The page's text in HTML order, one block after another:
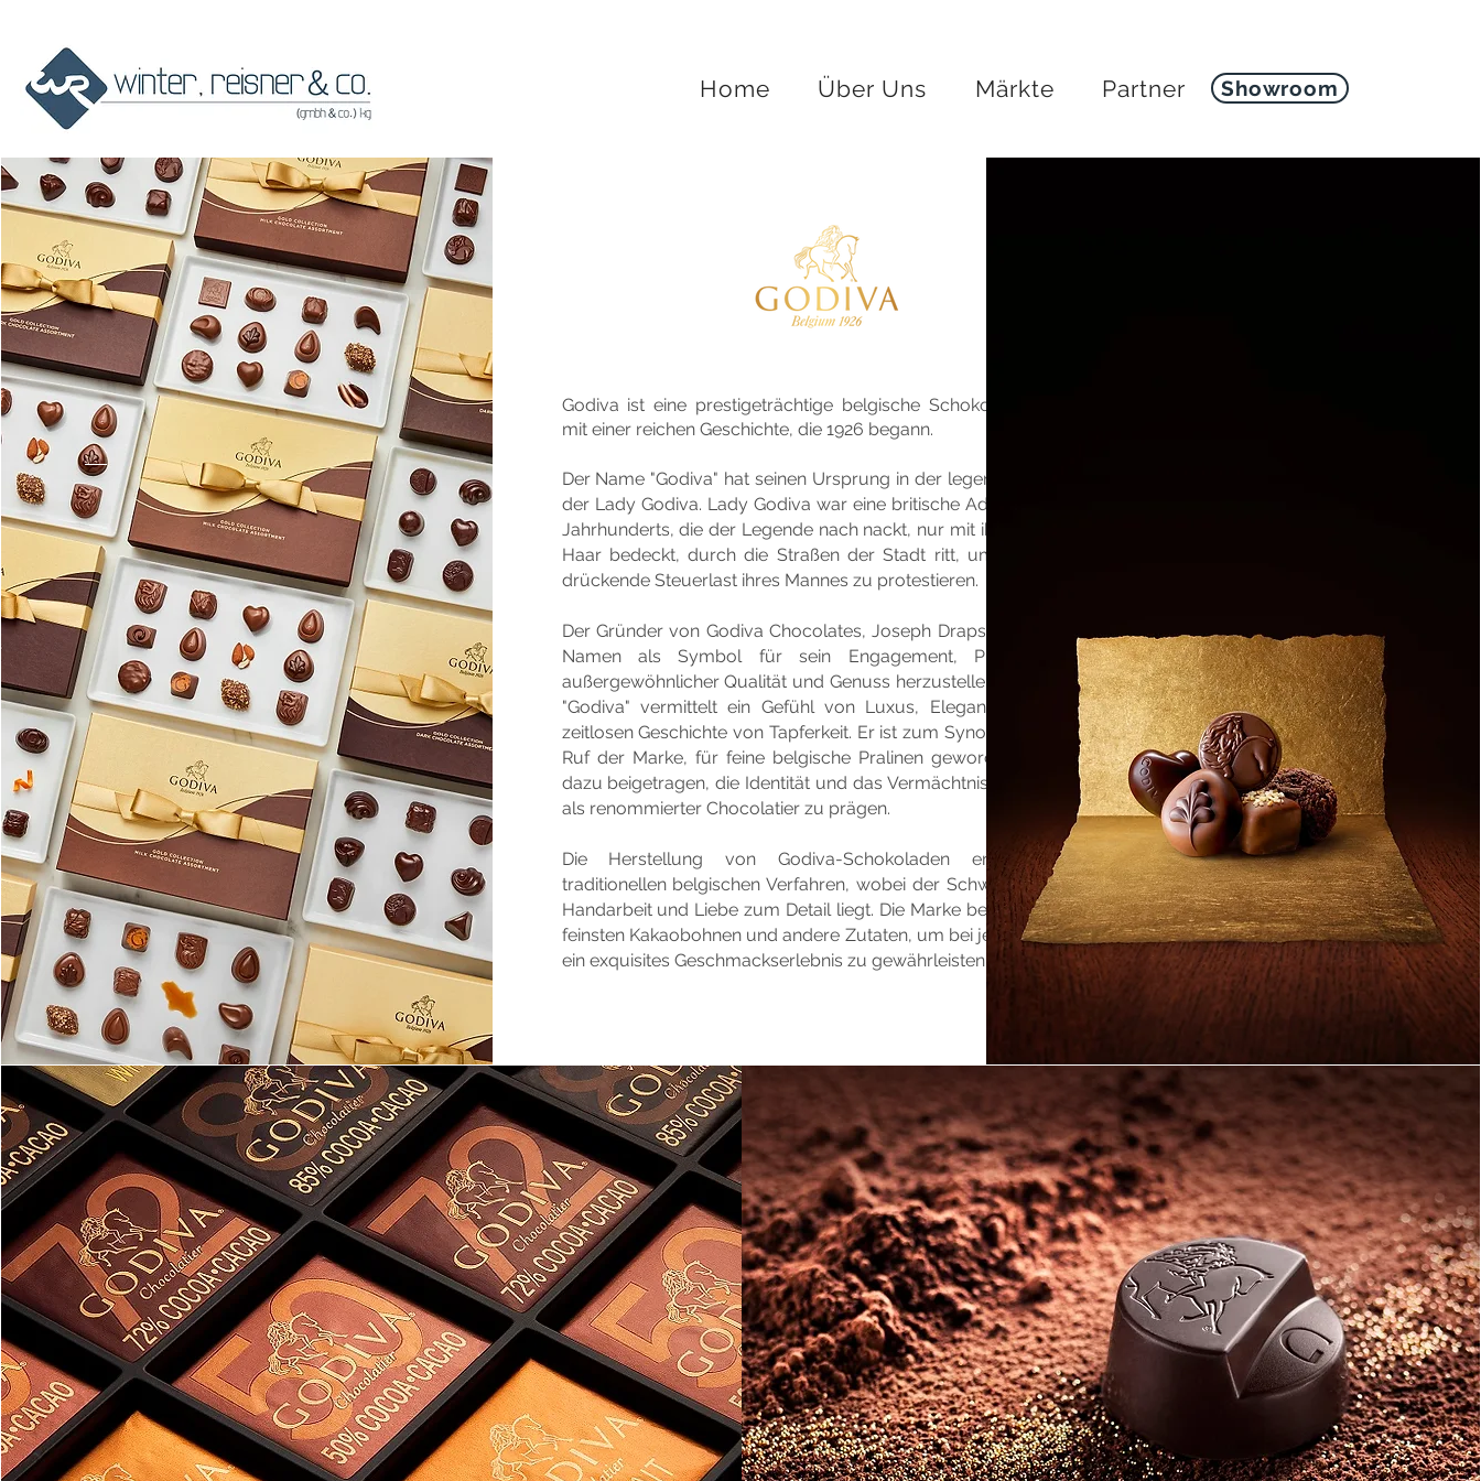
Home Über Uns Märkte Partner Showroom
Godiva ist eine prestigeträchtige belgische Schokoladenmarke
mit einer reichen Geschichte, die 1926 begann.
Der Name "Godiva" hat seinen Ursprung in der legendären Figur
der Lady Godiva. Lady Godiva war eine britische Adelige des 11.
Jahrhunderts, die der Legende nach nackt, nur mit ihrem langen
Haar bedeckt, durch die Straßen der Stadt ritt, um gegen die
drückende Steuerlast ihres Mannes zu protestieren.
Der Gründer von Godiva Chocolates, Joseph Draps, wählte den
Namen als Symbol für sein Engagement, Pralinen von
außergewöhnlicher Qualität und Genuss herzustellen. Der Name
"Godiva" vermittelt ein Gefühl von Luxus, Eleganz und einer
zeitlosen Geschichte von Tapferkeit. Er ist zum Synonym für den
Ruf der Marke, für feine belgische Pralinen geworden und hat
dazu beigetragen, die Identität und das Vermächtnis von Godiva
als renommierter Chocolatier zu prägen.
Die Herstellung von Godiva-Schokoladen erfolgt nach
traditionellen belgischen Verfahren, wobei der Schwerpunkt auf
Handarbeit und Liebe zum Detail liegt. Die Marke bezieht nur die
feinsten Kakaobohnen und andere Zutaten, um bei jedem Bissen
ein exquisites Geschmackserlebnis zu gewährleisten.